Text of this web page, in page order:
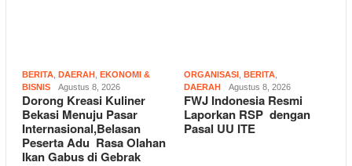
BERITA DAERAH EKONOMI &
BISNIS
Agustus 8, 2026
Dorong Kreasi Kuliner
Bekasi Menuju Pasar
Internasional,Belasan
Peserta Adu Rasa Olahan
Ikan Gabus di Gebrak
ORGANISASI BERITA
DAERAH
Agustus 8, 2026
FWJ Indonesia Resmi
Laporkan RSP dengan
Pasal UU ITE